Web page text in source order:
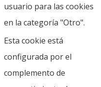
usuario para las cookies
en la categoría "Otro".
Esta cookie está
configurada por el
complemento de